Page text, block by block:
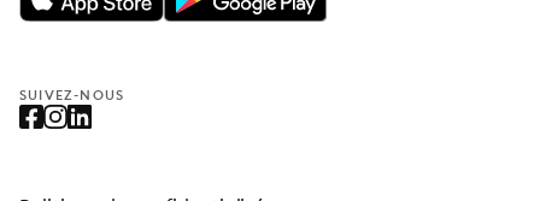
SUIVEZ-NOUS